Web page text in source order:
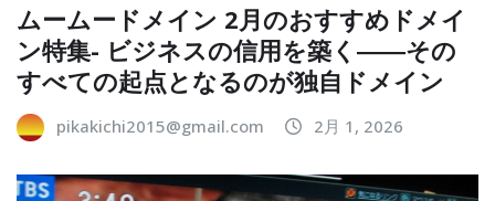
ムームードメイン 2月のおすすめドメイ
ン特集- ビジネスの信用を築く――その
すべての起点となるのが独自ドメイン
pikakichi2015@gmail.com 2月 1, 2026